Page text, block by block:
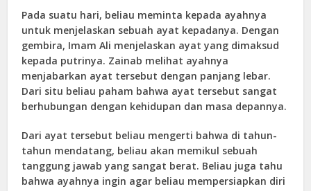
Pada suatu hari, beliau meminta kepada ayahnya
untuk menjelaskan sebuah ayat kepadanya. Dengan
gembira, Imam Ali menjelaskan ayat yang dimaksud
kepada putrinya. Zainab melihat ayahnya
menjabarkan ayat tersebut dengan panjang lebar.
Dari situ beliau paham bahwa ayat tersebut sangat
berhubungan dengan kehidupan dan masa depannya.
Dari ayat tersebut beliau mengerti bahwa di tahun-
tahun mendatang, beliau akan memikul sebuah
tanggung jawab yang sangat berat. Beliau juga tahu
bahwa ayahnya ingin agar beliau mempersiapkan diri